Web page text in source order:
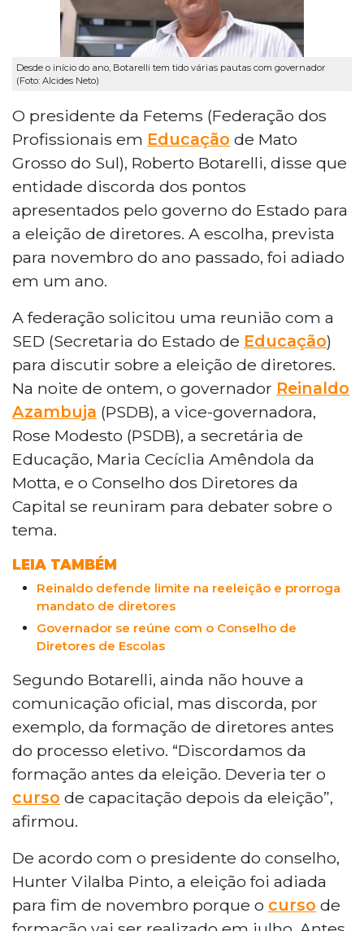
Desde o início do ano, Botarelli tem tido várias pautas com governador
O presidente da Fetems (Federação dos
Profissionais em Educação de Mato
Grosso do Sul), Roberto Botarelli, disse que
entidade discorda dos pontos
apresentados pelo governo do Estado para
a eleição de diretores. A escolha, prevista
para novembro do ano passado, foi adiado
A federação solicitou uma reunião com a
SED (Secretaria do Estado de Educação)
para discutir sobre a eleição de diretores.
Na noite de ontem, o governador Reinaldo
Azambuja (PSDB), a vice-governadora,
Rose Modesto (PSDB), a secretária de
Educação, Maria Cecíclia Amêndola da
Motta, e o Conselho dos Diretores da
Capital se reuniram para debater sobre o
Reinaldo defende limite na reeleição e prorroga
Governador se reúne com o Conselho de
Segundo Botarelli, ainda não houve a
comunicação oficial, mas discorda, por
exemplo, da formação de diretores antes
do processo eletivo. “Discordamos da
formação antes da eleição. Deveria ter o
curso de capacitação depois da eleição”,
De acordo com o presidente do conselho,
Hunter Vilalba Pinto, a eleição foi adiada
para fim de novembro porque o curso